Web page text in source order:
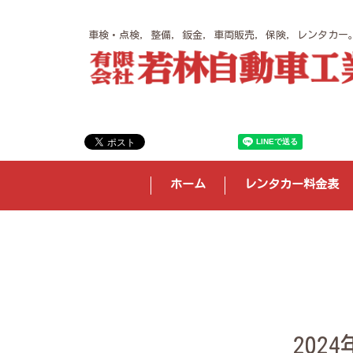
車検・点検, 整備, 鈑金, 車両販売, 保険, レンタカー。
ホーム レンタカー料金表